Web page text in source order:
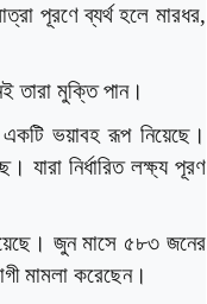
পূরণে ব্যর্থ হলে মারধর,
তারা মুক্তি পান।
একটি ভয়াবহ রূপ নিয়েছে।
যারা নির্ধারিত লক্ষ্য পূরণ
জুন মাসে ৫৮৩ জনের
মামলা করেছেন।